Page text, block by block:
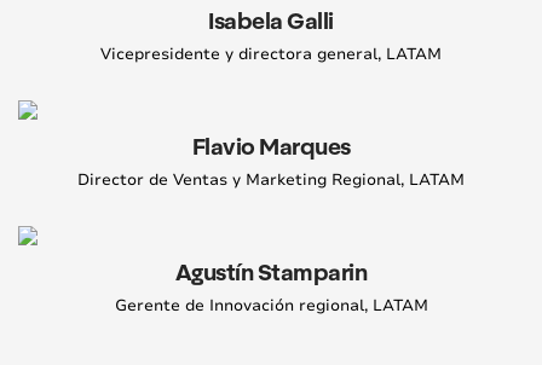
Isabela Galli
Vicepresidente y directora general, LATAM
Flavio Marques
Director de Ventas y Marketing Regional, LATAM
Agustín Stamparin
Gerente de Innovación regional, LATAM